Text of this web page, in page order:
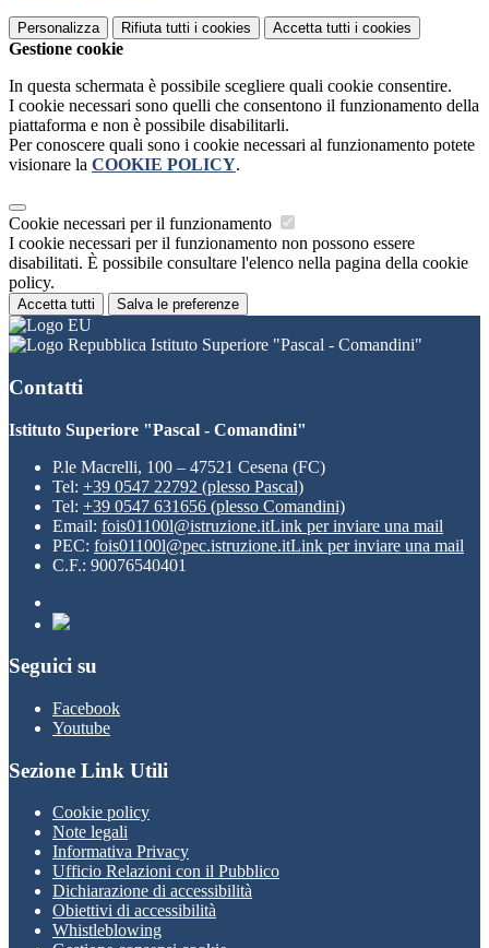
Personalizza Rifiuta tutti i cookies Accetta tutti i cookies
Gestione cookie
In questa schermata è possibile scegliere quali cookie consentire.
I cookie necessari sono quelli che consentono il funzionamento della
piattaforma e non è possibile disabilitarli.
Per conoscere quali sono i cookie necessari al funzionamento potete
visionare la COOKIE POLICY.
Cookie necessari per il funzionamento
I cookie necessari per il funzionamento non possono essere
disabilitati. È possibile consultare l'elenco nella pagina della cookie
policy.
Accetta tutti Salva le preferenze
Istituto Superiore "Pascal - Comandini"
Contatti
Istituto Superiore "Pascal - Comandini"
P.le Macrelli, 100 – 47521 Cesena (FC)
Tel: +39 0547 22792 (plesso Pascal)
Tel: +39 0547 631656 (plesso Comandini)
Email: fois01100l@istruzione.itLink per inviare una mail
PEC: fois01100l@pec.istruzione.itLink per inviare una mail
C.F.: 90076540401
Seguici su
Facebook
Youtube
Sezione Link Utili
Cookie policy
Note legali
Informativa Privacy
Ufficio Relazioni con il Pubblico
Dichiarazione di accessibilità
Obiettivi di accessibilità
Whistleblowing